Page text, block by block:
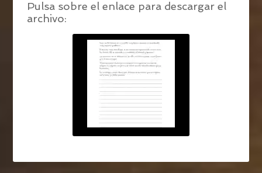
Pulsa sobre el enlace para descargar el
archivo: